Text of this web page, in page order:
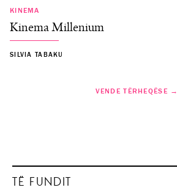
KINEMA
Kinema Millenium
SILVIA TABAKU
VENDE TËRHEQËSE →
TË FUNDIT